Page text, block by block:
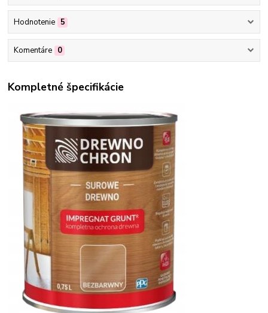
Hodnotenie 5
Komentáre 0
Kompletné špecifikácie